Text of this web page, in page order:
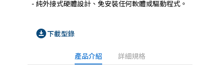
download_for_offline下載型錄
產品介紹 詳細規格